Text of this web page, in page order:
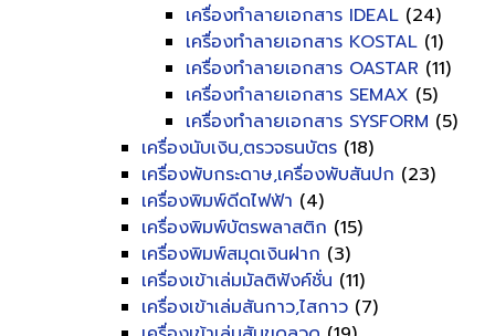
เครื่องทำลายเอกสาร IDEAL (24)
เครื่องทำลายเอกสาร KOSTAL (1)
เครื่องทำลายเอกสาร OASTAR (11)
เครื่องทำลายเอกสาร SEMAX (5)
เครื่องทำลายเอกสาร SYSFORM (5)
เครื่องนับเงิน,ตรวจธนบัตร (18)
เครื่องพับกระดาษ,เครื่องพับสันปก (23)
เครื่องพิมพ์ดีดไฟฟ้า (4)
เครื่องพิมพ์บัตรพลาสติก (15)
เครื่องพิมพ์สมุดเงินฝาก (3)
เครื่องเข้าเล่มมัลติฟังค์ชั่น (11)
เครื่องเข้าเล่มสันกาว,ไสกาว (7)